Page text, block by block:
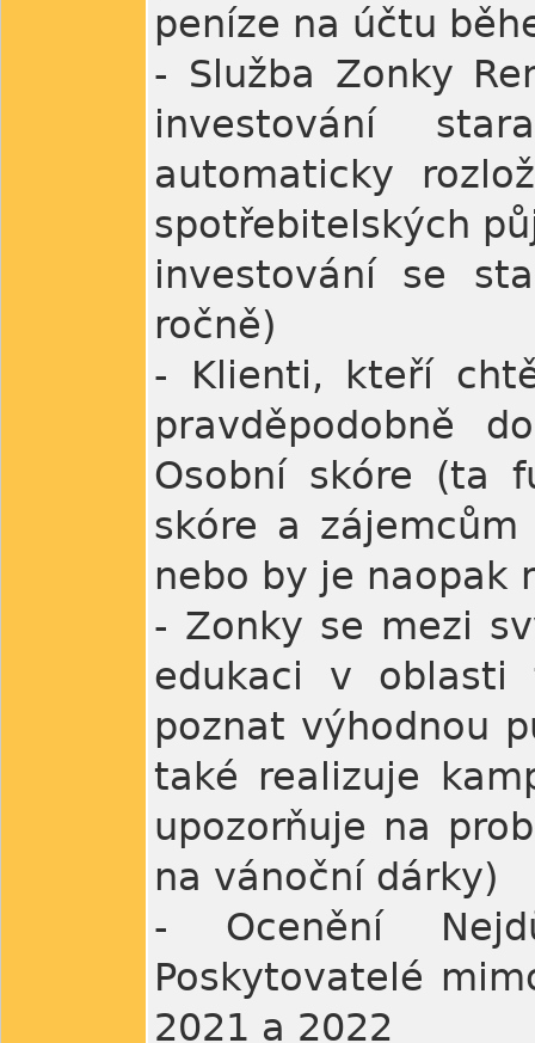
peníze na účtu
- Služba Zonky
investování
automaticky
spotřebitelských
investování se
ročně)
- Klienti, kteří
pravděpodobně
Osobní skóre (ta
skóre a
nebo by je naopak
- Zonky se mezi
edukaci v oblasti
poznat výhodnou
také realizuje
upozorňuje na
na vánoční dárky)
- Ocenění
Poskytovatelé
2021 a 2022